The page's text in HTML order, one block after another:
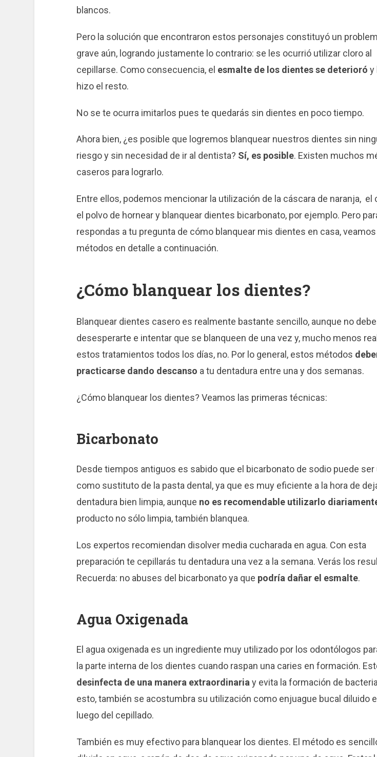
blancos.
Pero la solución que encontraron estos personajes constituyó un
grave aún, logrando justamente lo contrario: se les ocurrió utilizar cloro al
cepillarse. Como consecuencia, el esmalte de los dientes se deterioró y
hizo el resto.
No se te ocurra imitarlos pues te quedarás sin dientes en poco tiempo.
Ahora bien, ¿es posible que logremos blanquear nuestros dientes sin
riesgo y sin necesidad de ir al dentista? Sí, es posible. Existen muchos
caseros para lograrlo.
Entre ellos, podemos mencionar la utilización de la cáscara de naranja, el
el polvo de hornear y blanquear dientes bicarbonato, por ejemplo. Pero
respondas a tu pregunta de cómo blanquear mis dientes en casa,
métodos en detalle a continuación.
¿Cómo blanquear los dientes?
Blanquear dientes casero es realmente bastante sencillo, aunque no
desesperarte e intentar que se blanqueen de una vez y, mucho menos
estos tratamientos todos los días, no. Por lo general, estos métodos
practicarse dando descanso a tu dentadura entre una y dos semanas.
¿Cómo blanquear los dientes? Veamos las primeras técnicas:
Bicarbonato
Desde tiempos antiguos es sabido que el bicarbonato de sodio puede
como sustituto de la pasta dental, ya que es muy eficiente a la hora de
dentadura bien limpia, aunque no es recomendable utilizarlo
producto no sólo limpia, también blanquea.
Los expertos recomiendan disolver media cucharada en agua. Con esta
preparación te cepillarás tu dentadura una vez a la semana. Verás los
Recuerda: no abuses del bicarbonato ya que podría dañar el esmalte.
Agua Oxigenada
El agua oxigenada es un ingrediente muy utilizado por los odontólogos
la parte interna de los dientes cuando raspan una caries en formación.
desinfecta de una manera extraordinaria y evita la formación de
esto, también se acostumbra su utilización como enjuague bucal diluido
luego del cepillado.
También es muy efectivo para blanquear los dientes. El método es